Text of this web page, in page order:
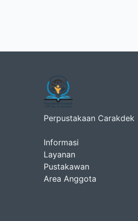
Perpustakaan Carakdek
Informasi
Layanan
Pustakawan
Area Anggota